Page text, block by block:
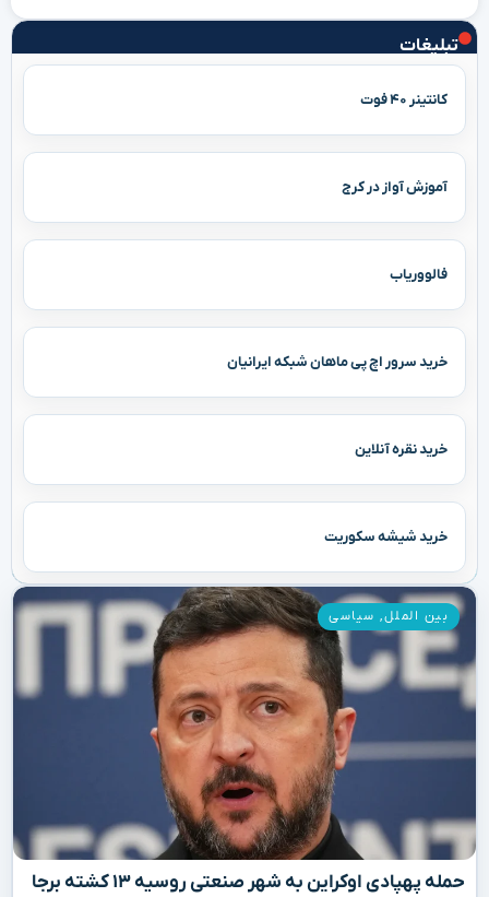
تبلیغات
کانتینر ۴۰ فوت
آموزش آواز در کرج
فالووریاب
خرید سرور اچ پی ماهان شبکه ایرانیان
خرید نقره آنلاین
خرید شیشه سکوریت
حمله پهپادی اوکراین به شهر صنعتی روسیه ۱۳ کشته برجا
بین الملل, سیاسی